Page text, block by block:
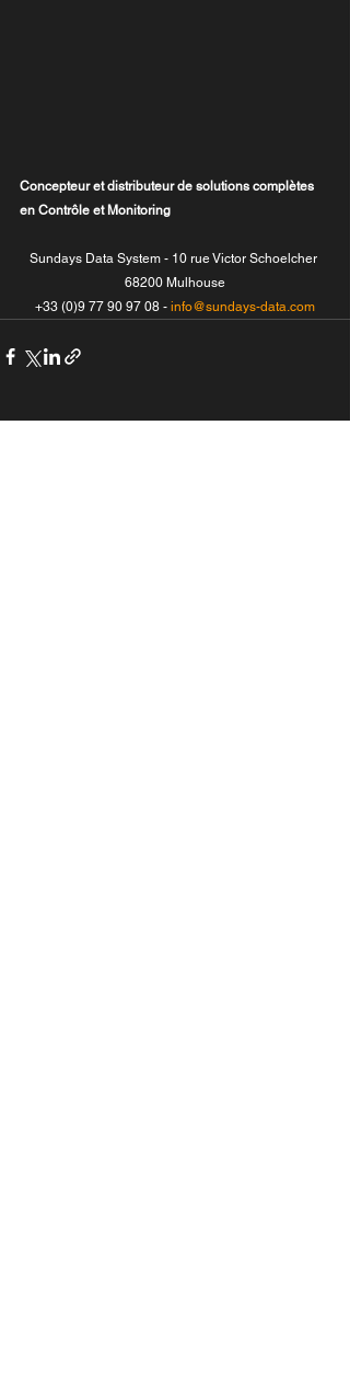
Concepteur et distributeur de solutions complètes
en Contrôle et Monitoring
Sundays Data System - 10 rue Victor Schoelcher
68200 Mulhouse
+33 (0)9 77 90 97 08 - info@sundays-data.com